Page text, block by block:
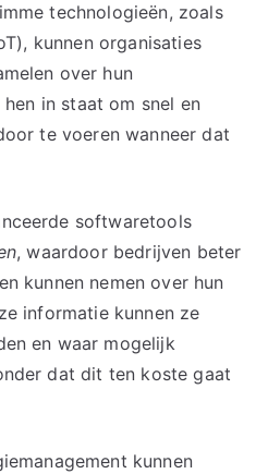
technologieën, zoals
kunnen organisaties
over hun
in staat om snel en
te voeren wanneer dat
softwaretools
, waardoor bedrijven beter
kunnen nemen over hun
informatie kunnen ze
en waar mogelijk
dat dit ten koste gaat
kunnen